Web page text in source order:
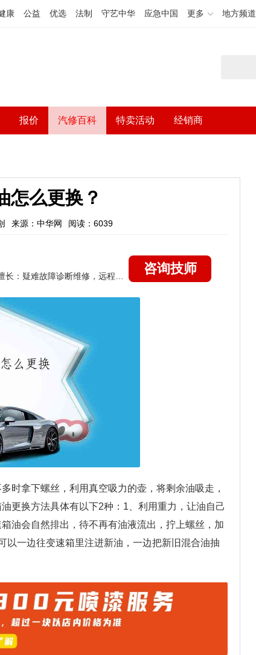
康 公益 优选 法制 守艺中华 应急中国 更多 地方频道
报价 汽修百科 特卖活动 经销商
怎么更换？
来源：中华网 阅读：6039
咨询技师
时拿下螺丝，利用真空吸力的壶，将剩余油吸走，
更换方法具体有以下2种：1、利用重力，让油自己
油会自然排出，待不再有油液流出，拧上螺丝，加
以一边往变速箱里注进新油，一边把新旧混合油抽